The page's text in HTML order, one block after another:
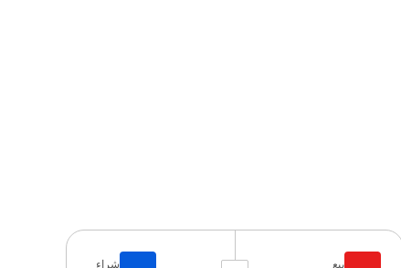
بيع شراء